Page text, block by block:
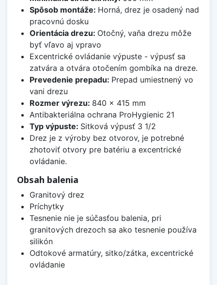
Spôsob montáže: Horná, drez je osadený nad
pracovnú dosku
Orientácia drezu: Otočný, vaňa drezu môže
byť vľavo aj vpravo
Excentrické ovládanie výpuste - výpusť sa
zatvára a otvára otočením gombíka na dreze.
Prevedenie prepadu: Prepad umiestnený vo
vani drezu
Rozmer výrezu: 840 x 415 mm
Antibakteriálna ochrana ProHygienic 21
Typ výpuste: Sitková výpusť 3 1/2
Drez je z výroby bez otvorov, je potrebné
zhotoviť otvory pre batériu a excentrické
ovládanie.
Obsah balenia
Granitový drez
Príchytky
Tesnenie nie je súčasťou balenia, pri
granitových drezoch sa ako tesnenie používa
silikón
Odtokové armatúry, sitko/zátka, excentrické
ovládanie